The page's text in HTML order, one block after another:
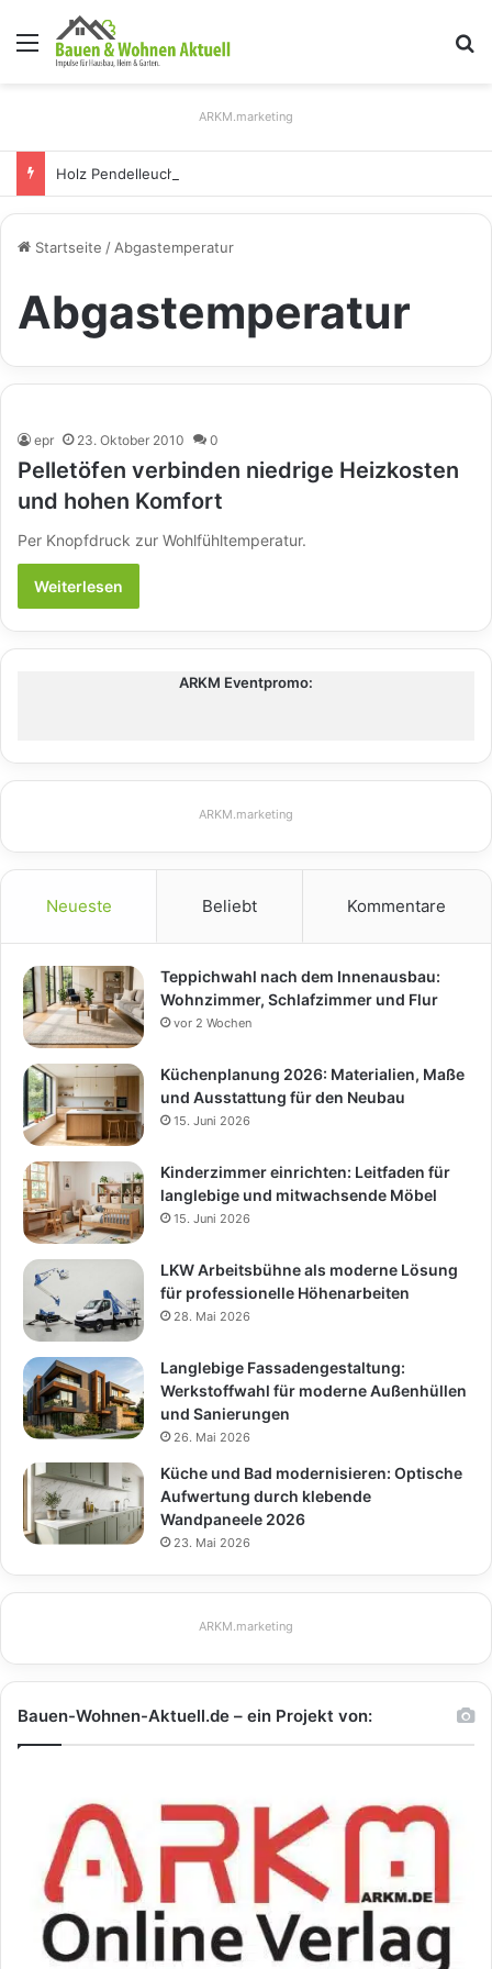
Menü
ARKM.marketing
Startseite / Abgastemperatur
Abgastemperatur
epr 23. Oktober 2010 0
Pelletöfen verbinden niedrige Heizkosten
und hohen Komfort
Per Knopfdruck zur Wohlfühltemperatur.
Weiterlesen
ARKM Eventpromo:
ARKM.marketing
Neueste Beliebt Kommentare
Teppichwahl nach dem Innenausbau:
Wohnzimmer, Schlafzimmer und Flur
vor 2 Wochen
Küchenplanung 2026: Materialien, Maße
und Ausstattung für den Neubau
15. Juni 2026
Kinderzimmer einrichten: Leitfaden für
langlebige und mitwachsende Möbel
15. Juni 2026
LKW Arbeitsbühne als moderne Lösung
für professionelle Höhenarbeiten
28. Mai 2026
Langlebige Fassadengestaltung:
Werkstoffwahl für moderne Außenhüllen
und Sanierungen
26. Mai 2026
Küche und Bad modernisieren: Optische
Aufwertung durch klebende
Wandpaneele 2026
23. Mai 2026
ARKM.marketing
Bauen-Wohnen-Aktuell.de – ein Projekt von: